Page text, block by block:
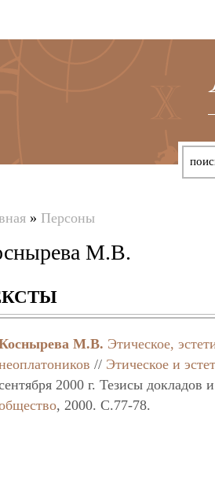
» Персоны
М.В.
М.В. Этическое,
// Этическое и
2000 г. Тезисы докладов
, 2000. C.77-78.